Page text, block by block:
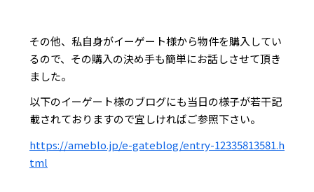
その他、私自身がイーゲート様から物件を購入してい
るので、その購入の決め手も簡単にお話しさせて頂き
ました。
以下のイーゲート様のブログにも当日の様子が若干記
載されておりますので宜しければご参照下さい。
https://ameblo.jp/e-gateblog/entry-12335813581.h
tml